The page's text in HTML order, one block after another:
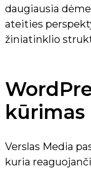
daugiausia
ateities
žiniatinklio
kūrimas
Verslas Media
kuria